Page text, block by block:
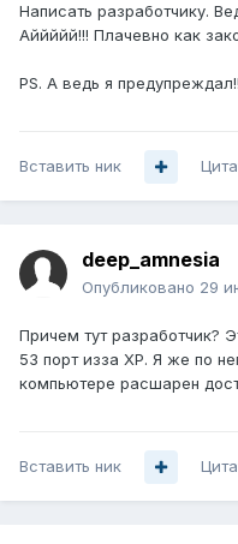
Написать разработчику.
Аййййй!!! Плачевно как
PS. А ведь я
Вставить ник
deep_amnesia
Опубликовано 29
Причем тут разработчик?
53 порт изза XP. Я же по
компьютере расшарен
Вставить ник